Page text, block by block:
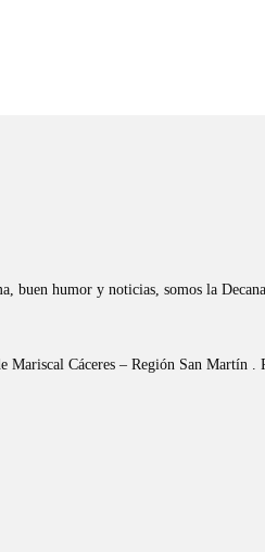
buen humor y noticias, somos la
Cáceres – Región San Martín .